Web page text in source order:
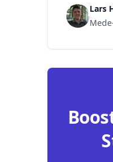
handmatig
Lars